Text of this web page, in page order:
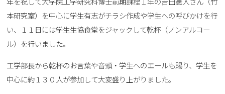
年を祝して大学院工学研究科博士前期課程１年の吉田憲人さん（竹
本研究室）を中心に学生有志がチラシ作成や学生への呼びかけを行
い、１１日には学生生協食堂をジャックして乾杯（ノンアルコー
ル）を行いました。
工学部長から乾杯のお言葉や音頭・学生へのエールも賜り、学生を
中心に約１３０人が参加して大変盛り上がりました。